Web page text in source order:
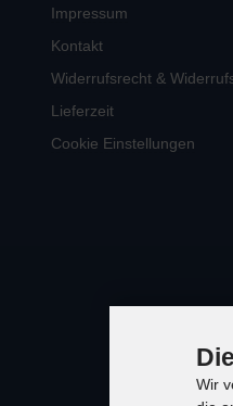
Impressum
Kontakt
Widerrufsrecht &
Lieferzeit
Cookie Einstellungen
Wir